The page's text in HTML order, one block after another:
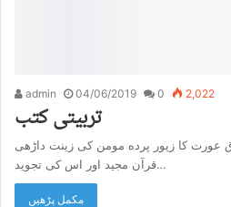
admin 04/06/2019 0 2,022
تربیتی کتب
عورت کا زیور پرده مومن کی زینت داڑھی
قرآن مجید اور اس کی تجوید…
مکمل پڑھیں